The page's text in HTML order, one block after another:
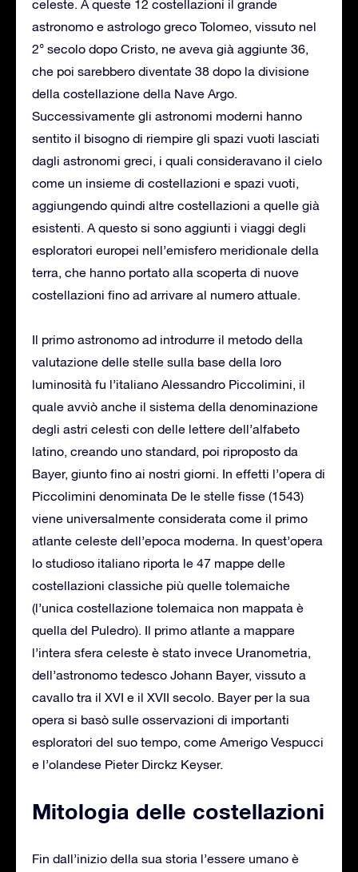
celeste. A queste 12 costellazioni il grande
astronomo e astrologo greco Tolomeo, vissuto nel
2° secolo dopo Cristo, ne aveva già aggiunte 36,
che poi sarebbero diventate 38 dopo la divisione
della costellazione della Nave Argo.
Successivamente gli astronomi moderni hanno
sentito il bisogno di riempire gli spazi vuoti lasciati
dagli astronomi greci, i quali consideravano il cielo
come un insieme di costellazioni e spazi vuoti,
aggiungendo quindi altre costellazioni a quelle già
esistenti. A questo si sono aggiunti i viaggi degli
esploratori europei nell’emisfero meridionale della
terra, che hanno portato alla scoperta di nuove
costellazioni fino ad arrivare al numero attuale.
Il primo astronomo ad introdurre il metodo della
valutazione delle stelle sulla base della loro
luminosità fu l’italiano Alessandro Piccolimini, il
quale avviò anche il sistema della denominazione
degli astri celesti con delle lettere dell’alfabeto
latino, creando uno standard, poi riproposto da
Bayer, giunto fino ai nostri giorni. In effetti l’opera di
Piccolimini denominata De le stelle fisse (1543)
viene universalmente considerata come il primo
atlante celeste dell’epoca moderna. In quest’opera
lo studioso italiano riporta le 47 mappe delle
costellazioni classiche più quelle tolemaiche
(l’unica costellazione tolemaica non mappata è
quella del Puledro). Il primo atlante a mappare
l’intera sfera celeste è stato invece Uranometria,
dell’astronomo tedesco Johann Bayer, vissuto a
cavallo tra il XVI e il XVII secolo. Bayer per la sua
opera si basò sulle osservazioni di importanti
esploratori del suo tempo, come Amerigo Vespucci
e l’olandese Pieter Dirckz Keyser.
Mitologia delle costellazioni
Fin dall’inizio della sua storia l’essere umano è